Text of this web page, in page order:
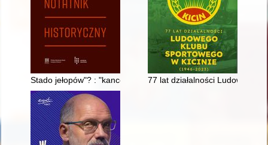
Stado jełopów"? : "kancelaria w powietrzu"? : krótka historia
77 lat działalności Ludowego